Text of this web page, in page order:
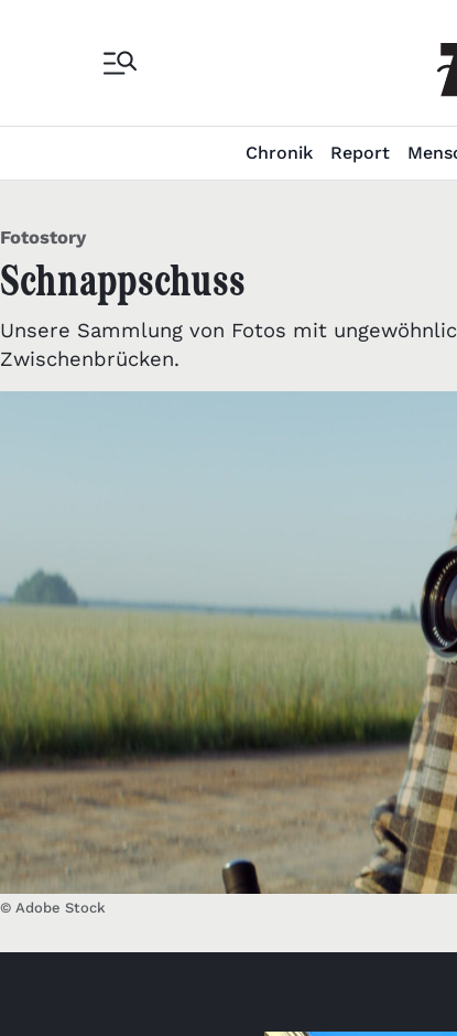
Chronik Report
Fotostory
Schnappschuss
Unsere Sammlung von Fotos mit
Zwischenbrücken.
© Adobe Stock